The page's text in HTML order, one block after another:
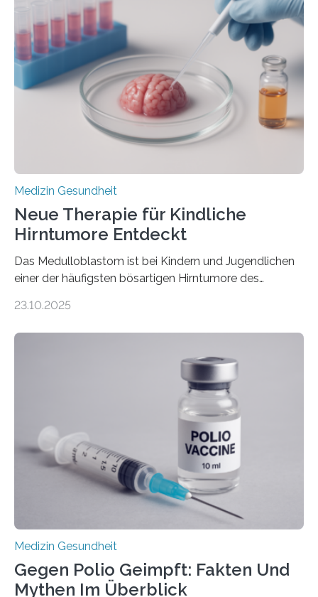
der Hypertrophen Kardiomyopathie (HCM) versagen
kann und wie sich durch eine Verringerung der
Herzbelastung und des oxidativen Stresses
Rhythmusstörungen reduzieren lassen. Würzburg. Die
hypertrophe Kardiomyopathie (HCM) ist die häufigste
erblich bedingte Herzerkrankung. Sie führt dazu, dass
sich die linke Herzkammer verdickt, der Herzmuskel zu
stark kontrahiert…
Medizin Gesundheit
Neue Therapie für Kindliche
Hirntumore Entdeckt
Das Medulloblastom ist bei Kindern und Jugendlichen
einer der häufigsten bösartigen Hirntumore des
Betroffenen können mit heutigen Methoden geheilt
Dringend benötigt werden zielgerichtete Therapien, die
nur Tumorschwachstellen angreifen und normales
Gewebe verschonen. Forschende um Daniel Merk vom
Hertie-Institut für klinische Hirnforschung am
Universitätsklinikum Tübingen haben eine solche
Schwachstelle im Erbgut einer Untergruppe des
Medulloblastoms gefunden. Die Wilhelm Sander-
Stiftung unterstützte das Projekt…
23.10.2025
Medizin Gesundheit
Gegen Polio Geimpft: Fakten Und
Mythen Im Überblick